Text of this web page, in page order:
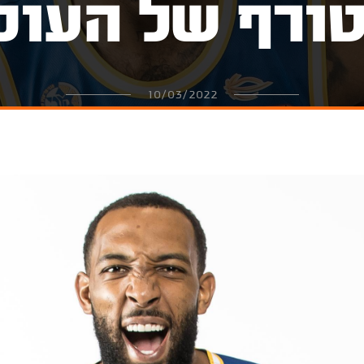
של
10/03/2022